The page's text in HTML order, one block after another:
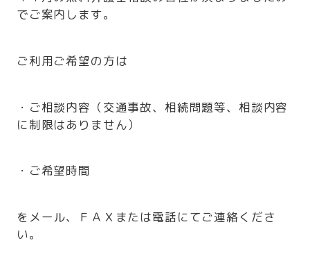
でご案内します。
ご利用ご希望の方は
・ご相談内容（交通事故、相続問題等、相談内容
に制限はありません）
・ご希望時間
をメール、ＦＡＸまたは電話にてご連絡くださ
い。